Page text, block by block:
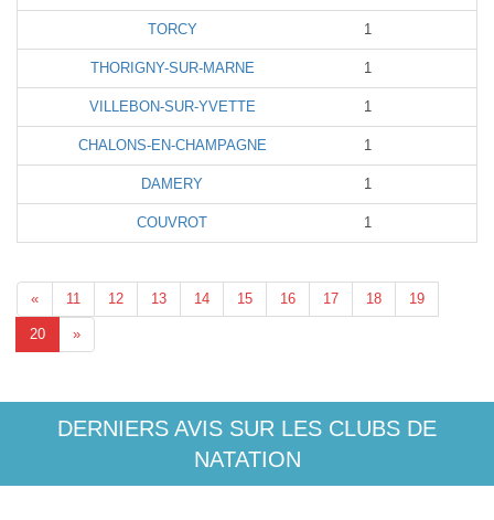
TORCY 1
THORIGNY-SUR-MARNE 1
VILLEBON-SUR-YVETTE 1
CHALONS-EN-CHAMPAGNE 1
DAMERY 1
COUVROT 1
« 11 12 13 14 15 16 17 18 19
20 »
DERNIERS AVIS SUR LES CLUBS DE
NATATION